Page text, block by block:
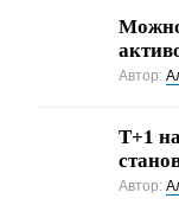
Автор:
Т+1
Автор: